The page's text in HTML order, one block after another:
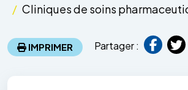
Cliniques de soins
IMPRIMER Partager :